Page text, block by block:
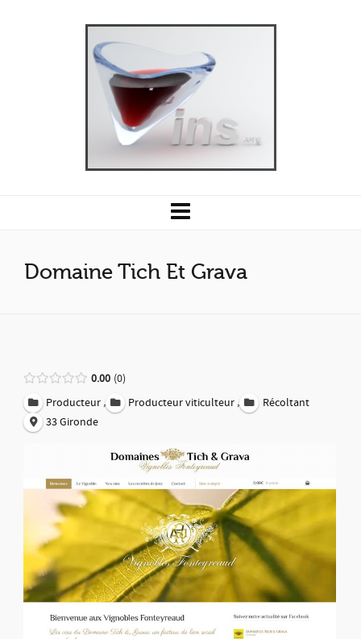
Domaine Tich Et Grava
0.00 0
Producteur , Producteur viticulteur ,
Récoltant
33 Gironde